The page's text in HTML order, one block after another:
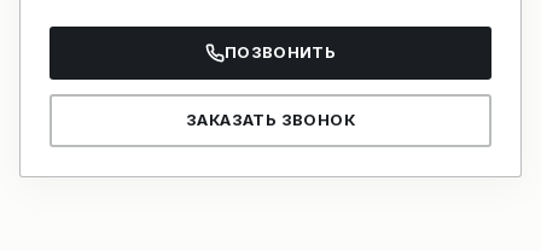
ПОЗВОНИТЬ
ЗАКАЗАТЬ ЗВОНОК